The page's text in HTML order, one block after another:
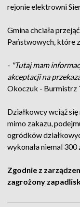
rejonie elektrowni
Gmina chciała
Państwowych, które
- "Tutaj mam
akceptacji na
Okoczuk - Burmistrz
Działkowcy wciąż
mimo zakazu,
ogródków
wykonała niemal
Zgodnie z
zagrożony